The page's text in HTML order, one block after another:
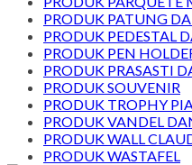
PRODUK PATUNG
PRODUK PEDESTAL
PRODUK PEN
PRODUK PRASASTI
PRODUK SOUVENIR
PRODUK TROPHY
PRODUK VANDEL
PRODUK WALL
PRODUK WASTAFEL